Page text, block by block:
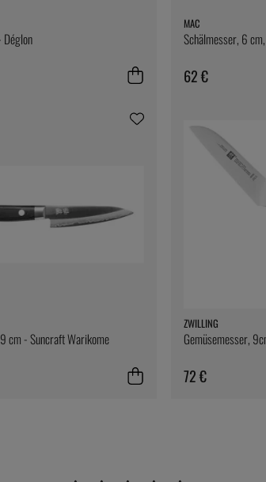
MAC
Schälmesser, 6
62 €
cm - Suncraft Warikome
ZWILLING
Gemüsemesser,
72 €